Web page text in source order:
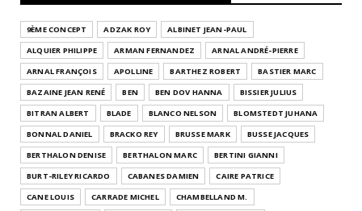
9ÈME CONCEPT ADZAK ROY
ALBINET JEAN-PAUL
ALQUIER PHILIPPE
ARMAN FERNANDEZ
ARNAL ANDRÉ-PIERRE
ARNAL FRANÇOIS
APOLLINE BARTHEZ ROBERT
BASTIER MARC
BAZAINE JEAN RENÉ
BEN BEN DOV HANNA
BISSIER JULIUS
BITRAN ALBERT
BLADE BLANCO NELSON
BLOMSTEDT JUHANA
BONNAL DANIEL
BRACKO REY BRUSSE MARK
BUSSE JACQUES
BERTHALON DENISE
BERTHALON MARC
BERTINI GIANNI
BURT-RILEY RICARDO
CABANES DAMIEN
CAIRE PATRICE
CANE LOUIS
CARRADE MICHEL
CHAMBELLAND M.